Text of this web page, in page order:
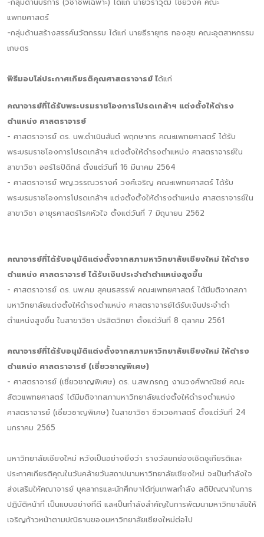
แพทยศาสตร์
-กลุ่มด้านสร้างสรรค์นวัตกรรม ได้แก่ นายธีรายุทธ ทองสุข คณะอุตสาหกรรม
เกษตร
พิธีมอบโล่ประกาศเกียรติคุณศาสตราจารย์ ได้แก่
คณาจารย์ที่ได้รับพระบรมราชโองการโปรดเกล้าฯ แต่งตั้งให้ดำรง
ตำแหน่ง ศาสตราจารย์
- ศาสตราจารย์ ดร. นพ.ดำเนินสันต์ พฤกษากร คณะแพทยศาสตร์ ได้รับ
พระบรมราชโองการโปรดเกล้าฯ แต่งตั้งให้ดำรงตำแหน่ง ศาสตราจารย์ใน
สาขาวิชา ออร์โธปิดิทส์ ตั้งแต่วันที่ 16 มีนาคม 2564
- ศาสตราจารย์ พญ.วรรณวรางค์ วงศ์เจริญ คณะแพทยศาสตร์ ได้รับ
พระบรมราชโองการโปรดเกล้าฯ แต่งตั้งตั้งให้ดำรงตำแหน่ง ศาสตราจารย์ใน
สาขาวิชา อายุรศาสตร์โรคหัวใจ ตั้งแต่วันที่ 7 มิถุนายน 2562
คณาจารย์ที่ได้รับอนุมัติแต่งตั้งจากสภามหาวิทยาลัยเชียงใหม่ ให้ดำรง
ตำแหน่ง ศาสตราจารย์ ได้รับเงินประจำตำตำแหน่งสูงขึ้น
- ศาสตราจารย์ ดร. นพ.คม สุคนธสรรพ์ คณะแพทยศาสตร์ ได้มีมติจากสภา
มหาวิทยาลัยแต่งตั้งให้ดำรงตำแหน่ง ศาสตราจารย์ได้รับเงินประจำตำ
ตำแหน่งสูงขึ้น ในสาขาวิชา ปรสิตวิทยา ตั้งแต่วันที่ 8 ตุลาคม 2561
คณาจารย์ที่ได้รับอนุมัติแต่งตั้งจากสภามหาวิทยาลัยเชียงใหม่ ให้ดำรง
ตำแหน่ง ศาสตราจารย์ (เชี่ยวชาญพิเศษ)
- ศาสตราจารย์ (เชี่ยวชาญพิเศษ) ดร. น.สพ.กรกฎ งานวงศ์พาณิชย์ คณะ
สัตวแพทยศาสตร์ ได้มีมติจากสภามหาวิทยาลัยแต่งตั้งให้ดำรงตำแหน่ง
ศาสตราจารย์ (เชี่ยวชาญพิเศษ) ในสาขาวิชา ชีวเวชศาสตร์ ตั้งแต่วันที่ 24
มกราคม 2565
มหาวิทยาลัยเชียงใหม่ หวังเป็นอย่างยิ่งว่า รางวัลยกย่องเชิดชูเกียรติและ
ประกาศเกียรติคุณในวันคล้ายวันสถาปนามหาวิทยาลัยเชียงใหม่ จะเป็นกำลังใจ
ส่งเสริมให้คณาจารย์ บุคลากรและนักศึกษาได้ทุ่มเทพลกำลัง สติปัญญาในการ
ปฏิบัติหน้าที่ เป็นแบบอย่างที่ดี และเป็นกำลังสำคัญในการพัฒนามหาวิทยาลัยให้
เจริญก้าวหน้าตามปณิธานของมหาวิทยาลัยเชียงใหม่ต่อไป